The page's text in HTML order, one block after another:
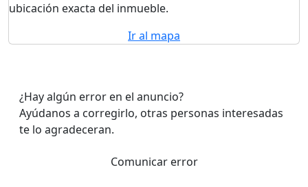
ubicación exacta del inmueble.
Ir al mapa
¿Hay algún error en el anuncio?
Ayúdanos a corregirlo, otras personas interesadas
te lo agradeceran.
Comunicar error